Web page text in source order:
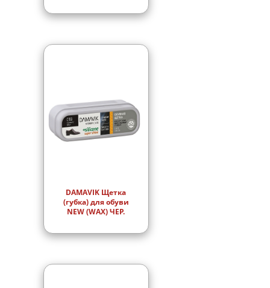
DAMAVIK Щетка
(губка) для обуви
NEW (WAX) ЧЕР.